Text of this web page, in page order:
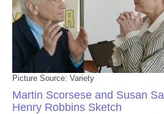
Picture Source: Variety
Martin Scorsese and Susan
Henry Robbins Sketch